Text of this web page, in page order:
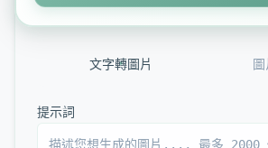
由字節跳動 Seedream 4.0 API
文字轉圖片
提示詞